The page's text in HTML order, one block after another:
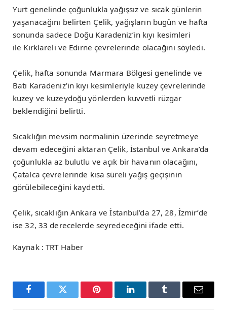
Yurt genelinde çoğunlukla yağışsız ve sıcak günlerin
yaşanacağını belirten Çelik, yağışların bugün ve hafta
sonunda sadece Doğu Karadeniz’in kıyı kesimleri
ile Kırklareli ve Edirne çevrelerinde olacağını söyledi.
Çelik, hafta sonunda Marmara Bölgesi genelinde ve
Batı Karadeniz’in kıyı kesimleriyle kuzey çevrelerinde
kuzey ve kuzeydoğu yönlerden kuvvetli rüzgar
beklendiğini belirtti.
Sıcaklığın mevsim normalinin üzerinde seyretmeye
devam edeceğini aktaran Çelik, İstanbul ve Ankara’da
çoğunlukla az bulutlu ve açık bir havanın olacağını,
Çatalca çevrelerinde kısa süreli yağış geçişinin
görülebileceğini kaydetti.
Çelik, sıcaklığın Ankara ve İstanbul’da 27, 28, İzmir’de
ise 32, 33 derecelerde seyredeceğini ifade etti.
Kaynak : TRT Haber
FacebookTwitter Pinterest LinkedInTumblr Email